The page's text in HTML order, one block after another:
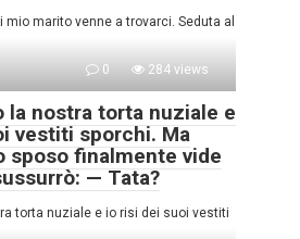
mio marito venne a trovarci. Seduta al
0 284 views
la nostra torta nuziale e
vestiti sporchi. Ma
sposo finalmente vide
— Tata?
torta nuziale e io risi dei suoi vestiti